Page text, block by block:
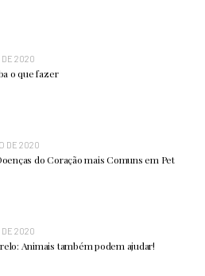
DE 2020
o que fazer
DE 2020
do Coração mais Comuns em Pet
DE 2020
Animais também podem ajudar!